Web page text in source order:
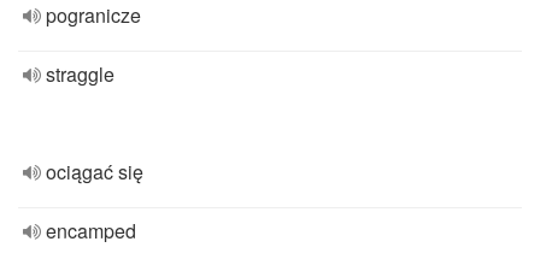
pogranicze
straggle
ociągać się
encamped